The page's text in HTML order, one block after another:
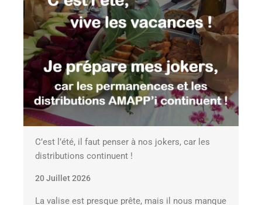
C’est l’été, il faut penser à nos jokers, car les
distributions continuent !
20 Juillet 2026
La valise est presque prête, mais il nous manque